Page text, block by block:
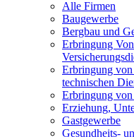
Alle Firmen
Baugewerbe
Bergbau und
Erbringung
Erbringung
technischen
Erbringung von
Erziehung,
Gastgewerbe
Gesundheits-